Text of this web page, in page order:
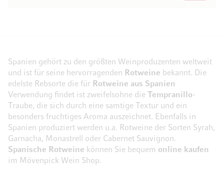
Spanien gehört zu den größten Weinproduzenten weltweit
und ist für seine hervorragenden Rotweine bekannt. Die
edelste Rebsorte die für Rotweine aus Spanien
Verwendung findet ist zweifelsohne die
Tempranillo-
Traube, die sich durch eine samtige Textur und ein
besonders fruchtiges Aroma auszeichnet. Ebenfalls in
Spanien produziert werden u.a. Rotweine der Sorten Syrah,
Garnacha, Monastrell oder Cabernet Sauvignon.
Spanische Rotweine können Sie bequem online kaufen
im Mövenpick Wein Shop.